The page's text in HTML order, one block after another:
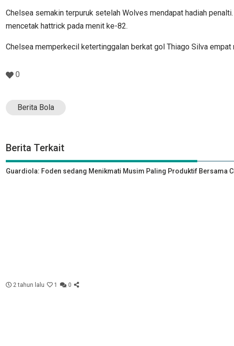
Chelsea semakin terpuruk setelah Wolves mendapat hadiah
mencetak hattrick pada menit ke-82.
Chelsea memperkecil ketertinggalan berkat gol Thiago Silva
0
Berita Bola
Berita Terkait
Guardiola: Foden sedang Menikmati Musim Paling Produktif Bersama
2 tahun lalu 1 0